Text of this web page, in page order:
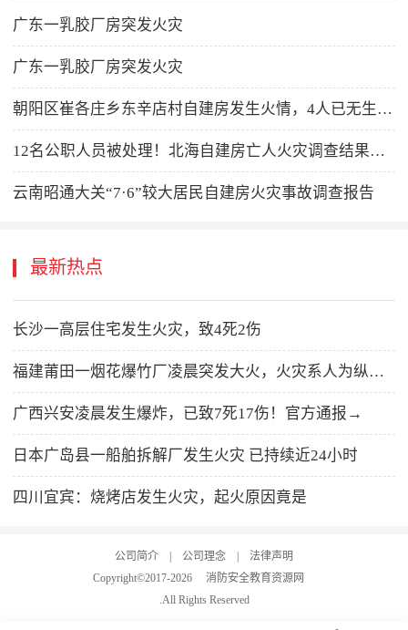
广东一乳胶厂房突发火灾
广东一乳胶厂房突发火灾
朝阳区崔各庄乡东辛店村自建房发生火情，4人已无生命体征
12名公职人员被处理！北海自建房亡人火灾调查结果已公布
云南昭通大关“7·6”较大居民自建房火灾事故调查报告
最新热点
长沙一高层住宅发生火灾，致4死2伤
福建莆田一烟花爆竹厂凌晨突发大火，火灾系人为纵火，嫌疑人已被警方控制
广西兴安凌晨发生爆炸，已致7死17伤！官方通报→
日本广岛县一船舶拆解厂发生火灾 已持续近24小时
四川宜宾：烧烤店发生火灾，起火原因竟是
公司简介 公司理念
法律声明
Copyright©2017-2026
消防安全教育资源网
.All Rights Reserved